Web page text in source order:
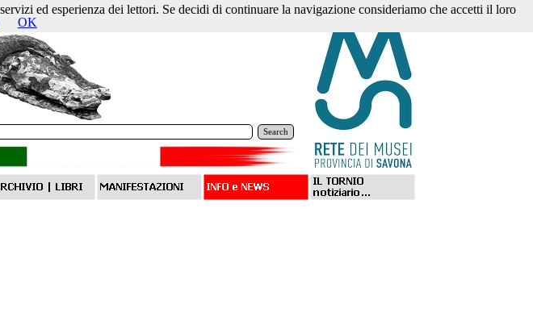
Search
ed esperienza dei lettori. Se decidi di continuare la navigazione consideriamo che accetti il loro
OK